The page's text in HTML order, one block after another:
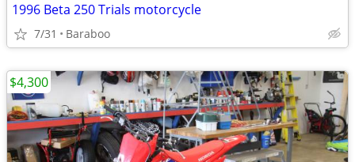
1996 Beta 250 Trials motorcycle
7/31 Baraboo
$4,300